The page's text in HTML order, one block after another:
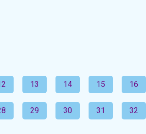
13 14 15 16
29 30 31 32